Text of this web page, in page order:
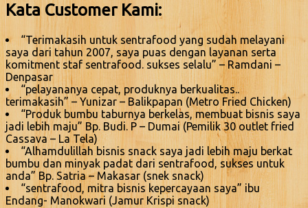
Kata Customer Kami:
“Terimakasih untuk sentrafood yang sudah melayani
saya dari tahun 2007, saya puas dengan layanan serta
komitment staf sentrafood. sukses selalu” – Ramdani –
Denpasar
“pelayananya cepat, produknya berkualitas..
terimakasih” – Yunizar – Balikpapan (Metro Fried Chicken)
“Produk bumbu taburnya berkelas, membuat bisnis saya
jadi lebih maju” Bp. Budi. P – Dumai (Pemilik 30 outlet fried
Cassava – La Tela)
“Alhamdulillah bisnis snack saya jadi lebih maju berkat
bumbu dan minyak padat dari sentrafood, sukses untuk
anda” Bp. Satria – Makasar (snek snack)
“sentrafood, mitra bisnis kepercayaan saya” ibu
Endang- Manokwari (Jamur Krispi snack)